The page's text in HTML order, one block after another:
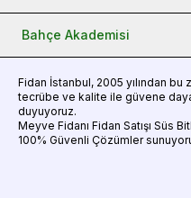
Bahçe Akademisi
Fidan İstanbul, 2005 yılından bu
tecrübe ve kalite ile güvene
duyuyoruz.
Meyve Fidanı Fidan Satışı Süs
100% Güvenli Çözümler